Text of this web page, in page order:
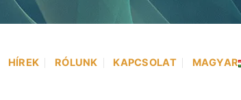
HÍREK RÓLUNK KAPCSOLAT MAGYAR